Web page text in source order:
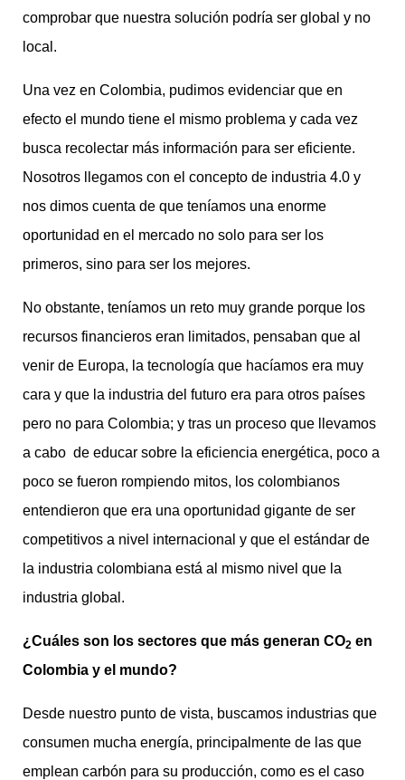
comprobar que nuestra solución podría ser global y no
local.
Una vez en Colombia, pudimos evidenciar que en
efecto el mundo tiene el mismo problema y cada vez
busca recolectar más información para ser eficiente.
Nosotros llegamos con el concepto de industria 4.0 y
nos dimos cuenta de que teníamos una enorme
oportunidad en el mercado no solo para ser los
primeros, sino para ser los mejores.
No obstante, teníamos un reto muy grande porque los
recursos financieros eran limitados, pensaban que al
venir de Europa, la tecnología que hacíamos era muy
cara y que la industria del futuro era para otros países
pero no para Colombia; y tras un proceso que llevamos
a cabo de educar sobre la eficiencia energética, poco a
poco se fueron rompiendo mitos, los colombianos
entendieron que era una oportunidad gigante de ser
competitivos a nivel internacional y que el estándar de
la industria colombiana está al mismo nivel que la
industria global.
¿Cuáles son los sectores que más generan CO2 en
Colombia y el mundo?
Desde nuestro punto de vista, buscamos industrias que
consumen mucha energía, principalmente de las que
emplean carbón para su producción, como es el caso